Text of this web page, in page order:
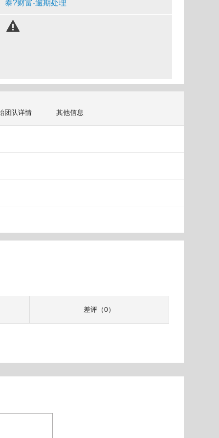
泰?财富-逾期处理
团队详情 其他信息
差评（0）